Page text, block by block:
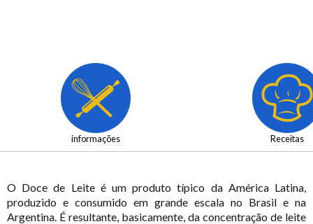
informações Receitas
O Doce de Leite é um produto típico da América Latina,
produzido e consumido em grande escala no Brasil e na
Argentina. É resultante, basicamente, da concentração de leite